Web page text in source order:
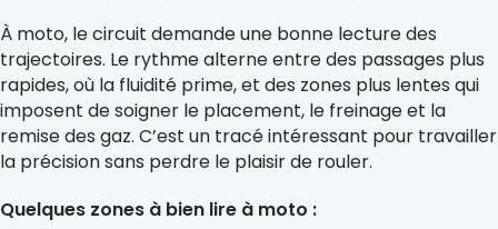
À moto, le circuit demande une bonne lecture des
trajectoires. Le rythme alterne entre des passages plus
rapides, où la fluidité prime, et des zones plus lentes qui
imposent de soigner le placement, le freinage et la
remise des gaz. C’est un tracé intéressant pour travailler
la précision sans perdre le plaisir de rouler.
Quelques zones à bien lire à moto :